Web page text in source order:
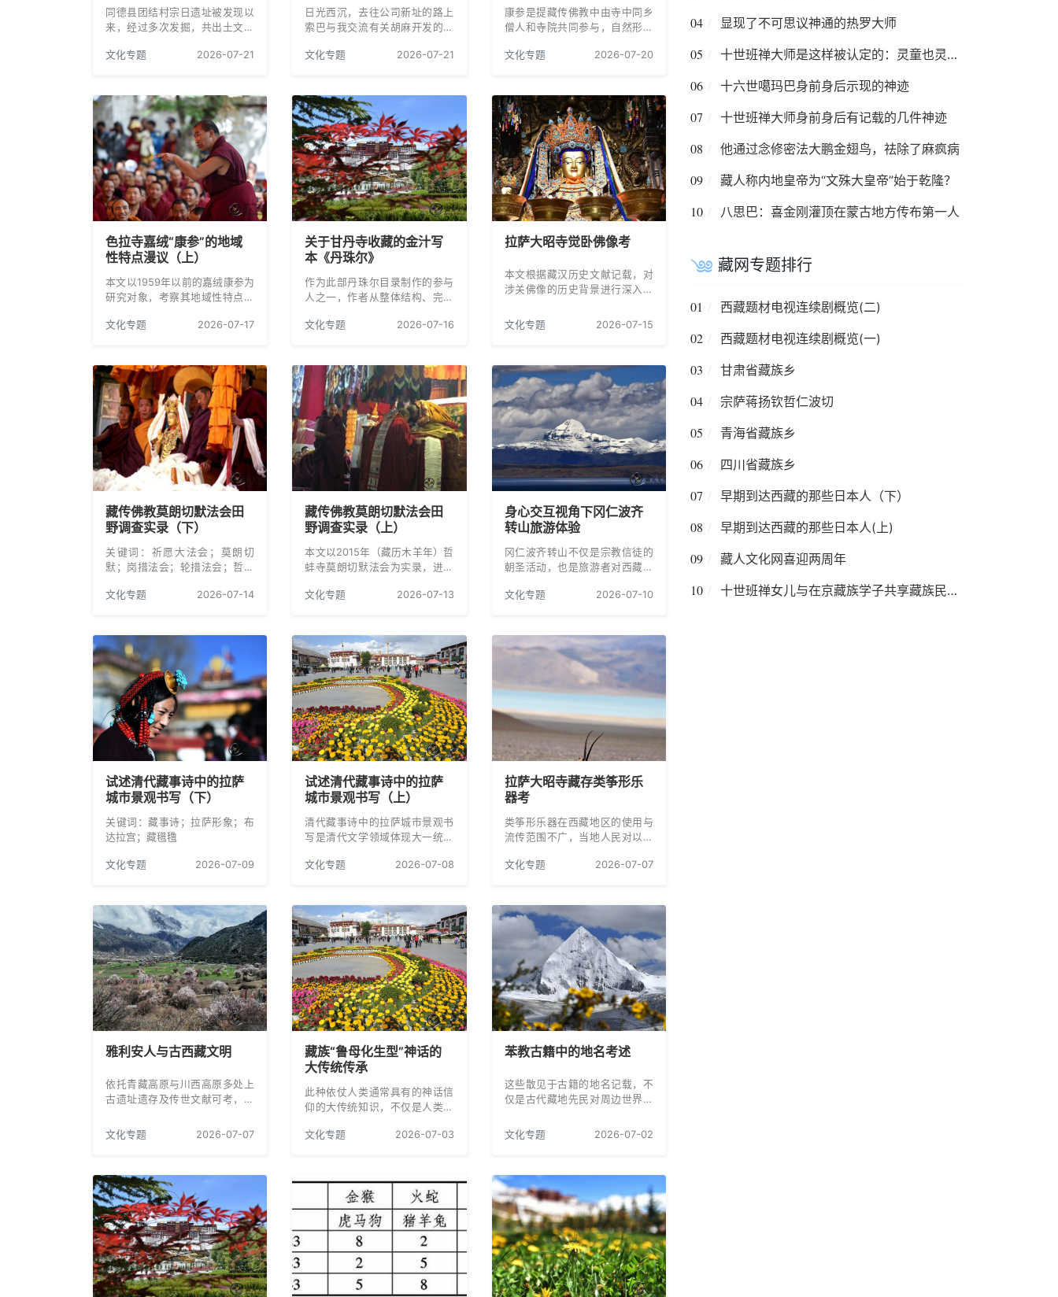
同德县团结村宗日遗址被发现以
来，经过多次发掘，共出土文物
早、面积大、内涵丰富的新石器
文化专题 2026-07-21
日光西沉，去往公司新址的路上
索巴与我交流有关胡麻开发的想
药，可以供给药用，还可以合成
等。
文化专题 2026-07-21
康参是提藏传佛教中由寺中同乡
僧人和寺院共同参与，自然形式
文化专题
2026-07-20
色拉寺嘉绒“康参”的地域
性特点漫议（上）
本文以1959年以前的嘉绒康参为
研究对象，考察其地域性特点，
理工作。
文化专题 2026-07-17
关于甘丹寺收藏的金汁写
本《丹珠尔》
作为此部丹珠尔目录制作的参与
人之一，作者从整体结构、完成
等六个方面对其进行了考察。
文化专题 2026-07-16
拉萨大昭寺觉卧佛像考
本文根据藏汉历史文献记载，对
涉关佛像的历史背景进行深入细
传入汉地、随文成公主入蕃、安
放供养以及经历法难浩劫等历史
名物诸如大昭寺小昭寺等作深入
探案考辨。
文化专题 2026-07-15
藏传佛教莫朗切默法会田
野调查实录（下）
关键词：祈愿大法会；莫朗切
默；岗措法会；轮措法会；哲蚌
文化专题
2026-07-14
藏传佛教莫朗切默法会田
野调查实录（上）
本文以2015年（藏历木羊年）哲
蚌寺莫朗切默法会为实录，进行
这个具有600多年历史的宗教文
乐研究提供第一手材料。
文化专题 2026-07-13
身心交互视角下冈仁波齐
转山旅游体验
冈仁波齐转山不仅是宗教信徒的
朝圣活动，也是旅游者对西藏风
动。
文化专题 2026-07-10
试述清代藏事诗中的拉萨
城市景观书写（下）
关键词：藏事诗；拉萨形象；布
达拉宫；藏氆氇
文化专题 2026-07-09
试述清代藏事诗中的拉萨
城市景观书写（上）
清代藏事诗中的拉萨城市景观书
写是清代文学领域体现大一统格
征，其文本的整理与艺术分析为
文化专题 2026-07-08
拉萨大昭寺藏存类筝形乐
器考
类筝形乐器在西藏地区的使用与
流传范围不广，当地人民对以此
用”的倾向。该乐器成为唐蕃艺术
文化专题 2026-07-07
雅利安人与古西藏文明
依托青藏高原与川西高原多处上
古遗址遗存及传世文献可考，雪
四千余年以前。
文化专题 2026-07-07
藏族“鲁母化生型”神话的
大传统传承
此种依仗人类通常具有的神话信
仰的大传统知识，不仅是人类自
常生活创造性实践的主要来源。
文化专题 2026-07-03
苯教古籍中的地名考述
这些散见于古籍的地名记载，不
仅是古代藏地先民对周边世界的
文明与东亚、南亚、中亚、西亚
诸文明交流互鉴的鲜活文字见
史考据价值与早期人文地理研究
价值。
文化专题 2026-07-02
04 显现了不可思议神通的热罗大师
05 十世班禅大师是这样被认定的：灵童也灵异，护法也高妙
06 十六世噶玛巴身前身后示现的神迹
07 十世班禅大师身前身后有记载的几件神迹
08 他通过念修密法大鹏金翅鸟，祛除了麻疯病
09 藏人称内地皇帝为“文殊大皇帝”始于乾隆？
10 八思巴：喜金刚灌顶在蒙古地方传布第一人
藏网专题排行
01 西藏题材电视连续剧概览(二)
02 西藏题材电视连续剧概览(一)
03 甘肃省藏族乡
04 宗萨蒋扬钦哲仁波切
05 青海省藏族乡
06 四川省藏族乡
07 早期到达西藏的那些日本人（下）
08 早期到达西藏的那些日本人(上)
09 藏人文化网喜迎两周年
10 十世班禅女儿与在京藏族学子共享藏族民俗文化